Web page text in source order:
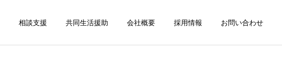
相談支援 共同生活援助 会社概要 採用情報 お問い合わせ